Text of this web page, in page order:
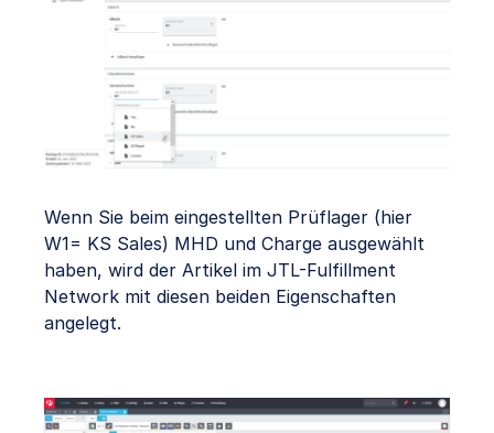
Wenn Sie beim eingestellten Prüflager (hier
W1= KS Sales) MHD und Charge ausgewählt
haben, wird der Artikel im JTL-Fulfillment
Network mit diesen beiden Eigenschaften
angelegt.